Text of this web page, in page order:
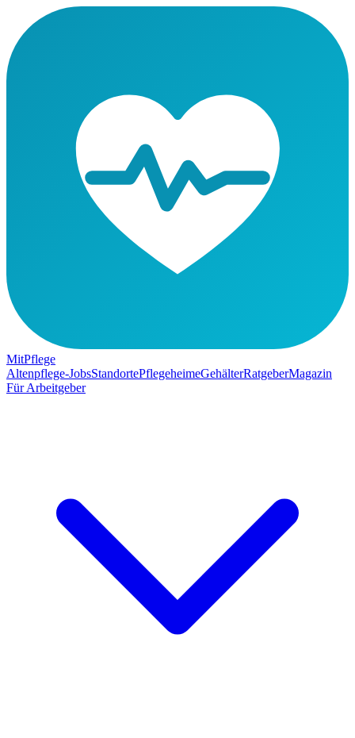
MitPflege
Altenpflege-JobsStandortePflegeheimeGehälterRatgeberMagazin
Für Arbeitgeber